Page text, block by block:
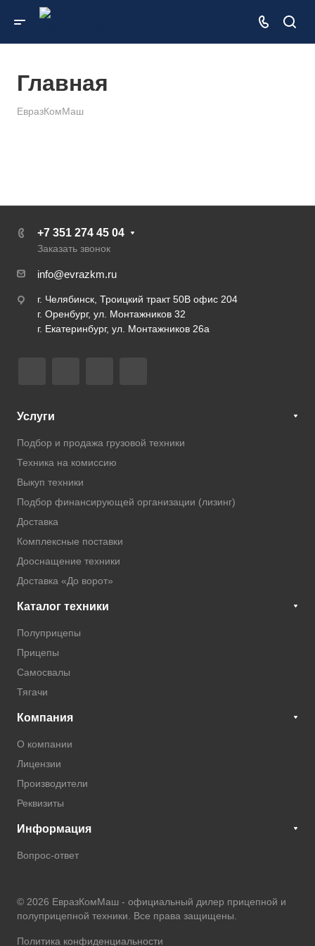
Главная
ЕвразКомМаш
+7 351 274 45 04
Заказать звонок
info@evrazkm.ru
г. Челябинск, Троицкий тракт 50В офис 204
г. Оренбург, ул. Монтажников 32
г. Екатеринбург, ул. Монтажников 26а
Услуги
Подбор и продажа грузовой техники
Техника на комиссию
Выкуп техники
Подбор финансирующей организации (лизинг)
Доставка
Комплексные поставки
Дооснащение техники
Доставка «До ворот»
Каталог техники
Полуприцепы
Прицепы
Самосвалы
Тягачи
Компания
О компании
Лицензии
Производители
Реквизиты
Информация
Вопрос-ответ
© 2026 ЕвразКомМаш - официальный дилер прицепной и
полуприцепной техники . Все права защищены.
Политика конфиденциальности